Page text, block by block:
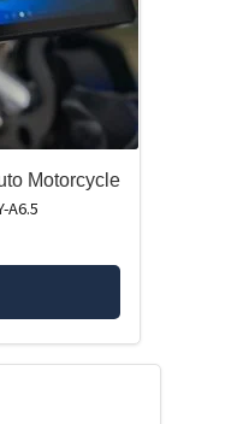
Motorcycle
A6.5